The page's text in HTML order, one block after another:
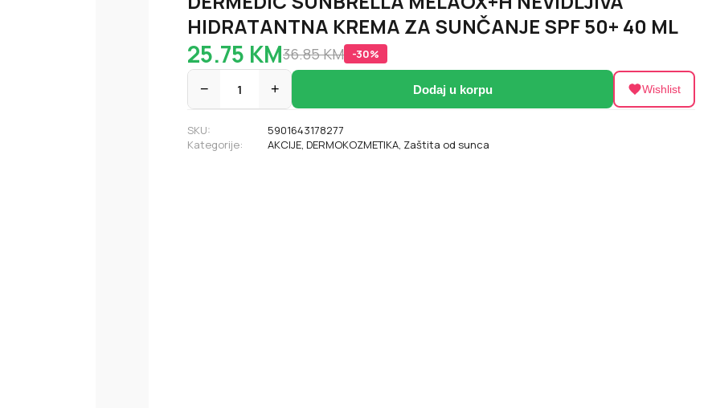
HIDRATANTNA KREMA ZA SUNČANJE SPF 50+ 40 ML
25.75 KM36.85KM -30%
− 1 + Dodaj u korpu Wishlist
SKU:
5901643178277
Kategorije:
AKCIJE, DERMOKOZMETIKA, Zaštita od sunca